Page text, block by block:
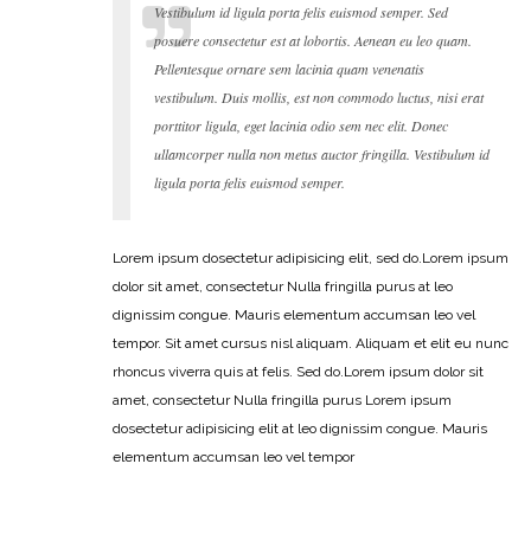
Vestibulum id ligula porta felis euismod semper. Sed
posuere consectetur est at lobortis. Aenean eu leo quam.
Pellentesque ornare sem lacinia quam venenatis
vestibulum. Duis mollis, est non commodo luctus, nisi erat
porttitor ligula, eget lacinia odio sem nec elit. Donec
ullamcorper nulla non metus auctor fringilla. Vestibulum id
ligula porta felis euismod semper.
Lorem ipsum dosectetur adipisicing elit, sed do.Lorem ipsum
dolor sit amet, consectetur Nulla fringilla purus at leo
dignissim congue. Mauris elementum accumsan leo vel
tempor. Sit amet cursus nisl aliquam. Aliquam et elit eu nunc
rhoncus viverra quis at felis. Sed do.Lorem ipsum dolor sit
amet, consectetur Nulla fringilla purus Lorem ipsum
dosectetur adipisicing elit at leo dignissim congue. Mauris
elementum accumsan leo vel tempor